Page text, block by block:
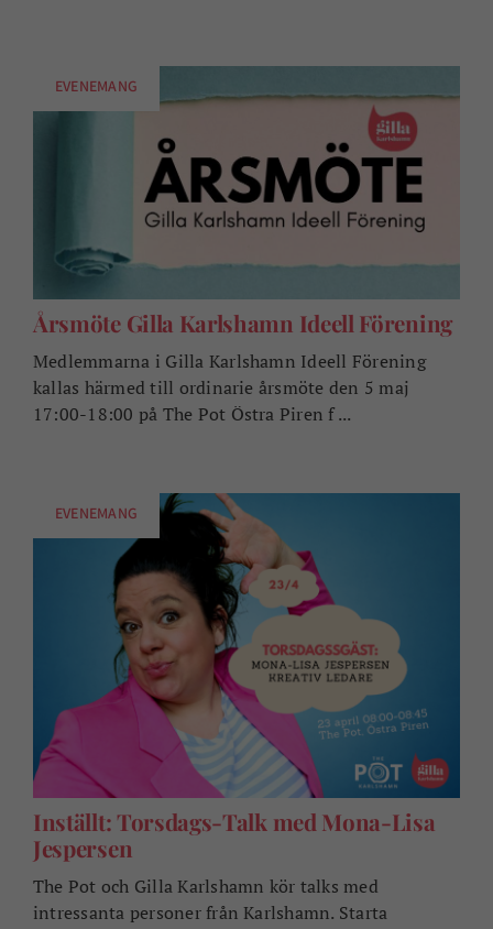
EVENEMANG
Årsmöte Gilla Karlshamn Ideell Förening
Medlemmarna i Gilla Karlshamn Ideell Förening
kallas härmed till ordinarie årsmöte den 5 maj
17:00-18:00 på The Pot Östra Piren f ...
EVENEMANG
Inställt: Torsdags-Talk med Mona-Lisa
Jespersen
The Pot och Gilla Karlshamn kör talks med
intressanta personer från Karlshamn. Starta